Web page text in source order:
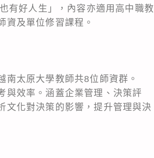
有好人生」，內容亦適用高中職教
資及單位修習課程。
南太原大學教師共8位師資群。
與效率。涵蓋企業管理、決策評
文化對決策的影響，提升管理與決